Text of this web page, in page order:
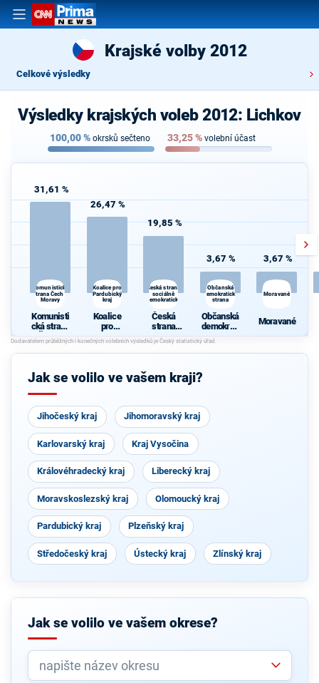
Krajské volby 2012
Celkové výsledky
Výsledky krajských voleb 2012: Lichkov
100,00% okrsků sečteno 33,25% volební účast
31,61 %
Komunistická
strana Čech a
Moravy
Komunisti
cká strana
Čech a
Moravy
26,47 %
Koalice pro
Pardubický
kraj
Koalice
pro
Pardubick
ý kraj
19,85 %
Česká strana
sociálně
demokratická
Česká
strana
sociálně
demokrati
cká
3,67 %
Občanská
demokratická
strana
Občanská
demokrati
cká strana
3,67 %
Moravané
Moravané
Jak se volilo ve vašem kraji?
Jihočeský kraj Jihomoravský kraj
Karlovarský kraj Kraj Vysočina
Královéhradecký kraj Liberecký kraj
Moravskoslezský kraj Olomoucký kraj
Pardubický kraj Plzeňský kraj
Středočeský kraj Ústecký kraj Zlínský kraj
Jak se volilo ve vašem okrese?